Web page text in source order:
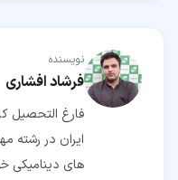
نویسنده
فرشاد افشاری
فارغ التحصیل
ایران در رشته
های دینامیکی